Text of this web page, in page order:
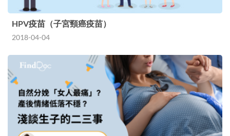
HPV疫苗（子宮頸癌疫苗）
2018-04-04